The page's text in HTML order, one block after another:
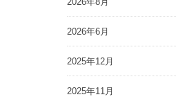
2026年6月
2025年12月
2025年11月